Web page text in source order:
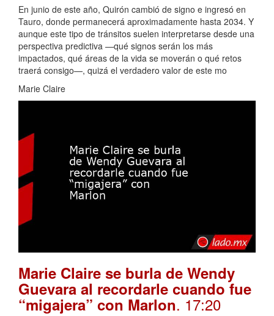
En junio de este año, Quirón cambió de signo e ingresó en
Tauro, donde permanecerá aproximadamente hasta 2034. Y
aunque este tipo de tránsitos suelen interpretarse desde una
perspectiva predictiva —qué signos serán los más
impactados, qué áreas de la vida se moverán o qué retos
traerá consigo—, quizá el verdadero valor de este mo
Marie Claire
Marie Claire se burla de Wendy
Guevara al recordarle cuando fue
“migajera” con Marlon. 17:20